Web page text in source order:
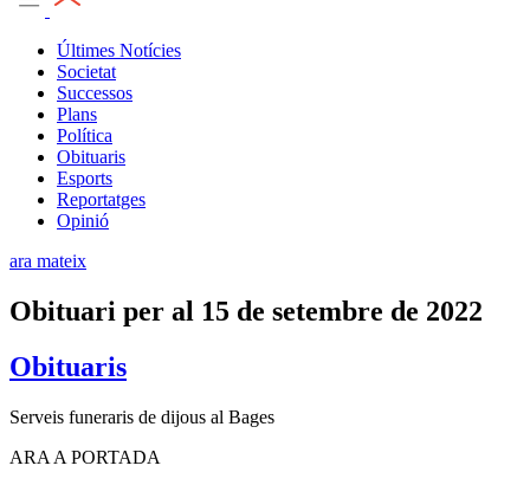
Últimes Notícies
Societat
Successos
Plans
Política
Obituaris
Esports
Reportatges
Opinió
ara mateix
Obituari per al 15 de setembre de 2022
Obituaris
Serveis funeraris de dijous al Bages
ARA A PORTADA